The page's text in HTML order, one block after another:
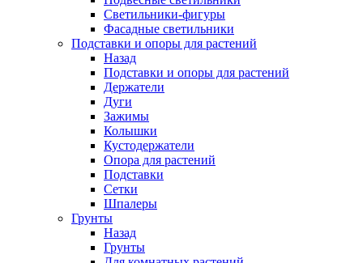
Светильники-фигуры
Фасадные светильники
Подставки и опоры для растений
Назад
Подставки и опоры для растений
Держатели
Дуги
Зажимы
Колышки
Кустодержатели
Опора для растений
Подставки
Сетки
Шпалеры
Грунты
Назад
Грунты